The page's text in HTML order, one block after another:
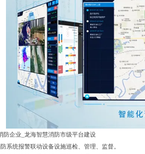
防企业_龙海智慧消防市级平台建设
系统报警联动设备设施巡检、管理、监督。